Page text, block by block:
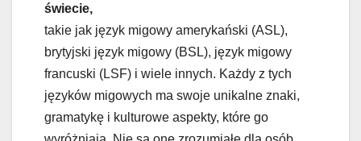
świecie,
takie jak język migowy amerykański (ASL),
brytyjski język migowy (BSL), język migowy
francuski (LSF) i wiele innych. Każdy z tych
języków migowych ma swoje unikalne znaki,
gramatykę i kulturowe aspekty, które go